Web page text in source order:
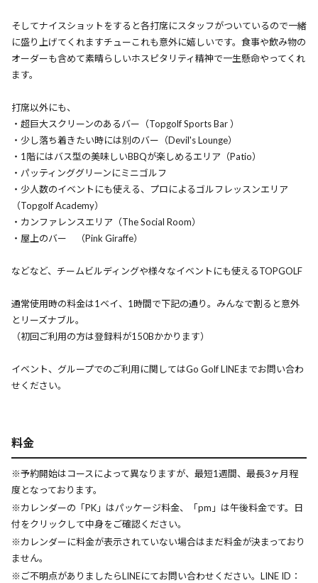
そしてナイスショットをすると各打席にスタッフがついているので一緒
に盛り上げてくれますチューこれも意外に嬉しいです。食事や飲み物の
オーダーも含めて素晴らしいホスピタリティ精神で一生懸命やってくれ
ます。
打席以外にも、
・超巨大スクリーンのあるバー（Topgolf Sports Bar ）
・少し落ち着きたい時には別のバー（Devil's Lounge）
・1階にはバス型の美味しいBBQが楽しめるエリア（Patio）
・パッティンググリーンにミニゴルフ
・少人数のイベントにも使える、プロによるゴルフレッスンエリア
（Topgolf Academy）
・カンファレンスエリア（The Social Room）
・屋上のバー （Pink Giraffe）
などなど、チームビルディングや様々なイベントにも使えるTOPGOLF
通常使用時の料金は1ベイ、1時間で下記の通り。みんなで割ると意外
とリーズナブル。
（初回ご利用の方は登録料が150Bかかります）
イベント、グループでのご利用に関してはGo Golf LINEまでお問い合わ
せください。
料金
※予約開始はコースによって異なりますが、最短1週間、最長3ヶ月程
度となっております。
※カレンダーの「PK」はパッケージ料金、「pm」は午後料金です。日
付をクリックして中身をご確認ください。
※カレンダーに料金が表示されていない場合はまだ料金が決まっており
ません。
※ご不明点がありましたらLINEにてお問い合わせください。LINE ID：